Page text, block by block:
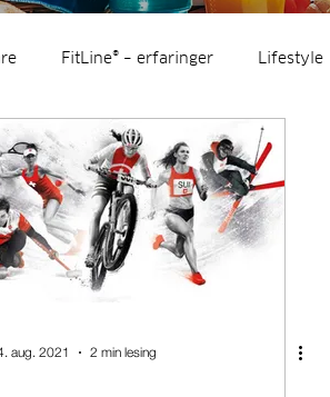
FitLine® – erfaringer Lifestyle
Videoinspirasjon
aug. 2021 2 min lesing